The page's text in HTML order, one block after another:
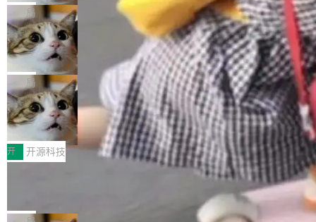
工具升级为企业的质量基础设施。 CIO面对的新
现实 过去两年，CIO们的焦虑清单上多了两项：
一是如何让大模型和智能体应用安全地从PoC走
向生产，二是如何让测试团队跟得上AI应用...
章从一个简单的例子切入。一个网站的深色主题
设置，如果用布尔值 + 可空字段来表示——bool
ean 表示是否可切换，nullable 的默认模式、浅
色方案、深色方案——会产生大量无意义的组
合。方案缺了、配置冲突了、全 null 了。要知道
哪些组合有效，作者说，你得靠"文档、校验、或
者部落知识"。 换个写法。Rust 的 enum，两个
变体：Switchable...
S。如果你只看官方博客，你会觉得这是又一
个"AI 知识库 + 聊天机器人"——每个大厂都在
做，没什么新鲜的。 但 Kenton Varda 在 Twitte
r 上把事情说清楚了： 今天我们发布了 Cloudfla
re OS，一个带连接器的聊天机器人，跟其他所
有科技公司做的一样。只不过，实际上它不一
样。这是 Sandstorm.io 的重制版，我十年前的
那个创业公司。不同的是，这次它构建在 Cloudf
lare Workers 上——我花了九年时间搭建的平台
——并且深度集成了 AI。这基本上是我十年秘密
局
Deno 团队开源 Celld，可自托管的分
布式 Durable Objects
Ryan Dahl 领导的 Deno 团队推出了最新开源项
目 Celld，一个能在自己机器上运行 Cloudflare
Workers 和 Durable Objects 的守护进程。 设
计思路很直接：每个对象是一个独立的 SQLite
数据库，按名称寻址，复制到你自己的 S3 兼容
存储库里。节点之间只通过这个存储库协调——
没有控制平面，没有共识协议。每个对象自带一
个小型数据库，应用天然按分片构建，单个数据
库的竞争和爆炸半径问题在设计层面就被消除
了。 闲置的 cell 会休眠到几乎不占资源。当 cel
局
鲁大师7月新机性能/流畅/AI榜：vivo夺
性能、流畅双第一，三星Galaxy Z系列
新折叠缺席
2026年7月的手机市场，由于存储等硬件成本暴
增，手机厂商的日子也不好过啊，新机速度明显
放缓，因此硝烟味淡了许多。新机参数规格除开
Fold8 / Z Flip8）外，其余要么是中低端机器，
例如iQOO Z11i、REDMI Note 17、REDMI No
开 开源科技
Zed 编辑器团队发布了新项目——DeltaDB，一
个在 git commit 之间记录每一次编辑操作的版